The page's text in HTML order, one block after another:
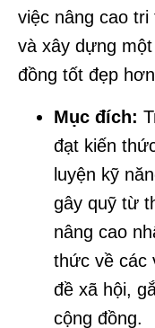
việc nâng cao tri
và xây dựng
đồng tốt đẹp
Mục đích:
đạt kiến
luyện kỹ
gây quỹ từ
nâng cao
thức về các
đề xã hội,
cộng đồng.